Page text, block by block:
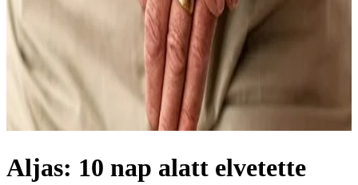
Aljas: 10 nap alatt elvetette